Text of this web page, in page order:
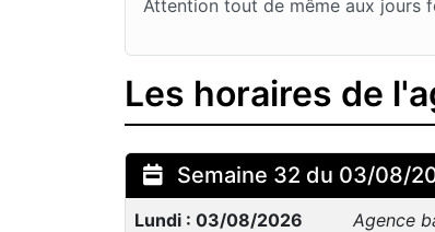
Attention tout de même aux jours
Les horaires de
Semaine 32 du 03/08/
Lundi : 03/08/2026 Agence